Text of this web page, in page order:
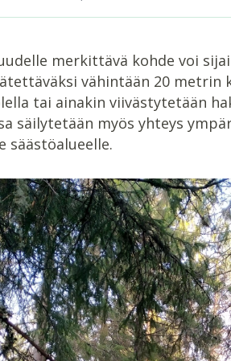
merkittävä kohde voi
vähintään 20
tai ainakin viivästytetään
säilytetään myös yhteys
säästöalueelle.